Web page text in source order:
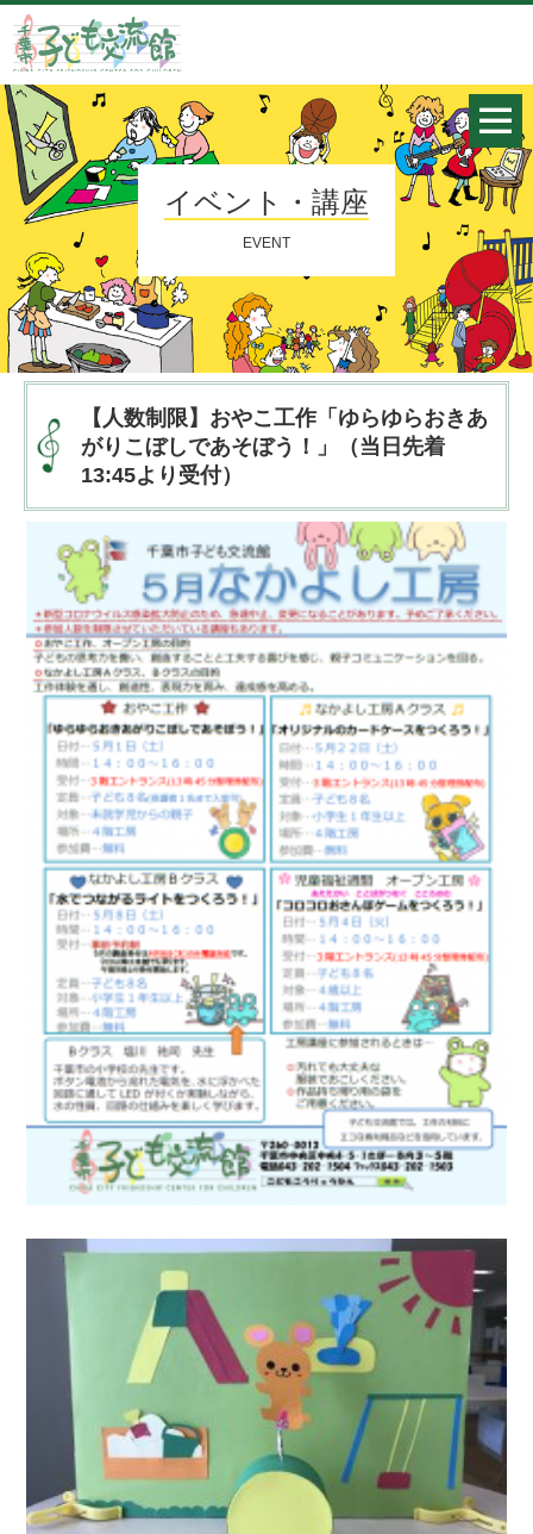
イベント・講座
EVENT
【人数制限】おやこ工作「ゆらゆらおきあ
がりこぼしであそぼう！」（当日先着
13:45より受付）